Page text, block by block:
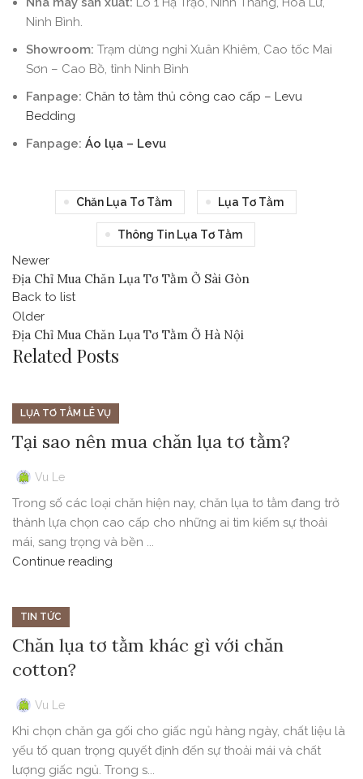
Ninh Bình.
Showroom: Trạm dừng nghỉ Xuân Khiêm, Cao tốc Mai
Sơn – Cao Bồ, tỉnh Ninh Bình
Fanpage: Chăn tơ tằm thủ công cao cấp – Levu
Bedding
Fanpage: Áo lụa – Levu
Chăn Lụa Tơ Tằm Lụa Tơ Tằm
Thông Tin Lụa Tơ Tằm
Newer
Địa Chỉ Mua Chăn Lụa Tơ Tằm Ở Sài Gòn
Back to list
Older
Địa Chỉ Mua Chăn Lụa Tơ Tằm Ở Hà Nội
Related Posts
LỤA TƠ TẰM LÊ VỤ
Tại sao nên mua chăn lụa tơ tằm?
Vu Le
Trong số các loại chăn hiện nay, chăn lụa tơ tằm đang trở
thành lựa chọn cao cấp cho những ai tìm kiếm sự thoải
mái, sang trọng và bền ...
Continue reading
TIN TỨC
Chăn lụa tơ tằm khác gì với chăn
cotton?
Vu Le
Khi chọn chăn ga gối cho giấc ngủ hàng ngày, chất liệu là
yếu tố quan trọng quyết định đến sự thoải mái và chất
lượng giấc ngủ. Trong s...